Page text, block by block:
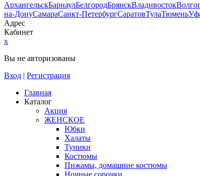
АрхангельскБарнаулБелгородБрянскВладивосток
на-ДонуСамараСанкт-ПетербургСаратовТулаТюмень
Адрес
Кабинет
x
Вы не авторизованы
Вход | Регистрация
Главная
Каталог
Акция
ЖЕНСКОЕ
Юбки
Халаты
Туники
Костюмы
Пижамы, домашние костюмы
Ночные сорочки